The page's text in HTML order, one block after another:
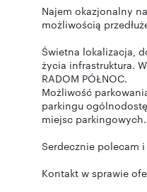
Najem okazjonalny
możliwością
Świetna lokalizacja,
życia infrastruktura.
RADOM PÓŁNOC.
Możliwość
parkingu
miejsc parkingowych.
Serdecznie polecam
Kontakt w sprawie